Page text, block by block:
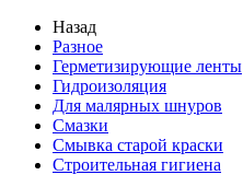
Назад
Разное
Герметизирующие ленты
Гидроизоляция
Для малярных шнуров
Смазки
Смывка старой краски
Строительная гигиена